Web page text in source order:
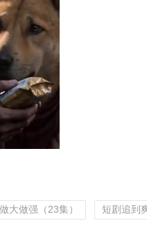
大做强（23集） 短剧追到